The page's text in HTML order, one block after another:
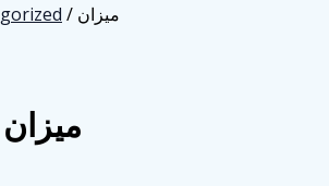
/ ميزان